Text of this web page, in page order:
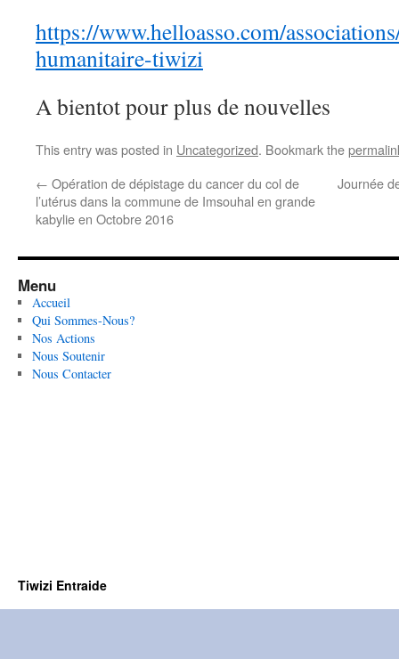
https://www.helloasso.com/
humanitaire-tiwizi
A bientot pour plus de nouvelles
This entry was posted in Uncategorized. Bookmark the
← Opération de dépistage du cancer du col de
l’utérus dans la commune de Imsouhal en grande
kabylie en Octobre 2016
Journée
Menu
Accueil
Qui Sommes-Nous?
Nos Actions
Nous Soutenir
Nous Contacter
Tiwizi Entraide